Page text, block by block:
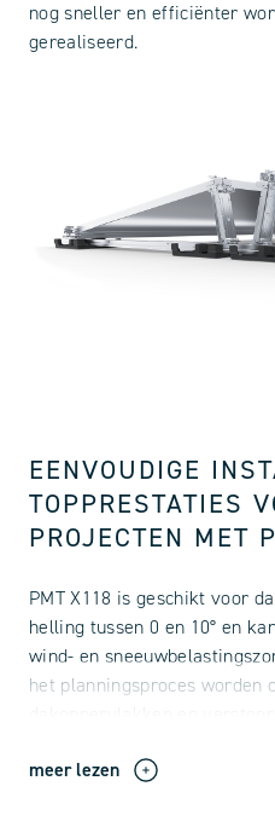
nog sneller en efficiënter
gerealiseerd.
EENVOUDIGE
TOPPRESTATIES
PROJECTEN MET
PMT X118 is geschikt voor
helling tussen 0 en 10° en
wind- en
het planningsproces worden
meer lezen